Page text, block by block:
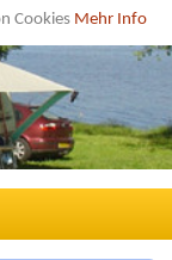
Cookies Mehr Info